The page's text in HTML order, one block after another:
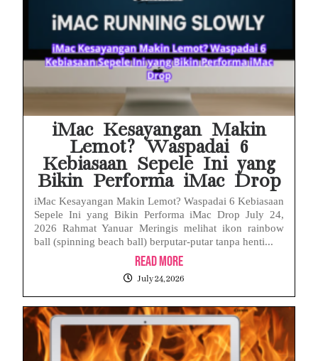
iMac Kesayangan Makin
Lemot? Waspadai 6
Kebiasaan Sepele Ini yang
Bikin Performa iMac Drop
iMac Kesayangan Makin Lemot? Waspadai 6 Kebiasaan
Sepele Ini yang Bikin Performa iMac Drop July 24,
2026 Rahmat Yanuar Meringis melihat ikon rainbow
ball (spinning beach ball) berputar-putar tanpa henti...
Read More
July 24, 2026